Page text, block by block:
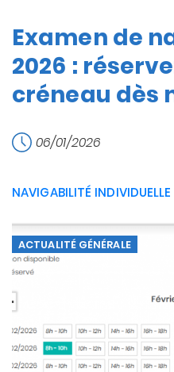
Examen de
2026 :
créneau dès
06/01/2026
NAVIGABILITÉ INDIVIDUELLE
ACTUALITÉ GÉNÉRALE